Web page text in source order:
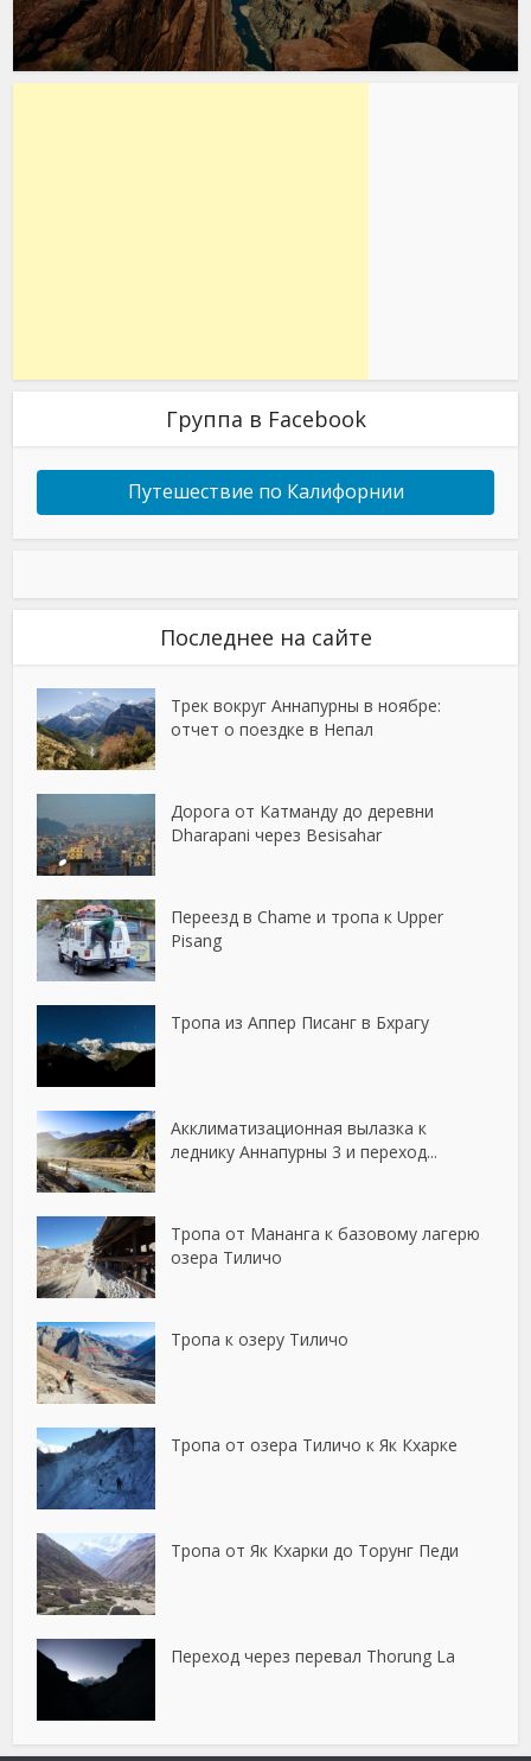
Группа в Facebook
Путешествие по Калифорнии
Последнее на сайте
Трек вокруг Аннапурны в ноябре:
отчет о поездке в Непал
Дорога от Катманду до деревни
Dharapani через Besisahar
Переезд в Chame и тропа к Upper
Pisang
Тропа из Аппер Писанг в Бхрагу
Акклиматизационная вылазка к
леднику Аннапурны 3 и переход...
Тропа от Мананга к базовому лагерю
озера Тиличо
Тропа к озеру Тиличо
Тропа от озера Тиличо к Як Кхарке
Тропа от Як Кхарки до Торунг Педи
Переход через перевал Thorung La